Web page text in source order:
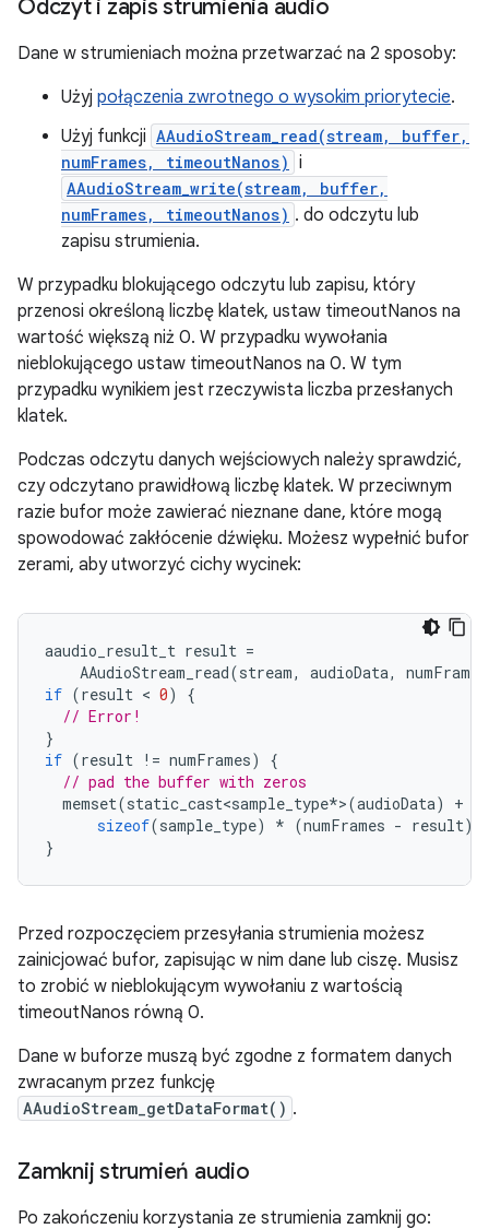
Odczyt i zapis strumienia audio
Dane w strumieniach można przetwarzać na 2 sposoby:
Użyj połączenia zwrotnego o wysokim priorytecie.
Użyj funkcji AAudioStream_read(stream, buffer,
numFrames, timeoutNanos) i
AAudioStream_write(stream, buffer,
numFrames, timeoutNanos) . do odczytu lub
zapisu strumienia.
W przypadku blokującego odczytu lub zapisu, który
przenosi określoną liczbę klatek, ustaw timeoutNanos na
wartość większą niż 0. W przypadku wywołania
nieblokującego ustaw timeoutNanos na 0. W tym
przypadku wynikiem jest rzeczywista liczba przesłanych
klatek.
Podczas odczytu danych wejściowych należy sprawdzić,
czy odczytano prawidłową liczbę klatek. W przeciwnym
razie bufor może zawierać nieznane dane, które mogą
spowodować zakłócenie dźwięku. Możesz wypełnić bufor
zerami, aby utworzyć cichy wycinek:
aaudio_result_t result =
AAudioStream_read(stream, audioData, numFrames
if (result < 0)
{
// Error!
}
if (result != numFrames)
{
// pad the buffer with zeros
memset(static_cast<sample_type*>(audioData) +
sizeof(sample_type) * (numFrames - result)
}
Przed rozpoczęciem przesyłania strumienia możesz
zainicjować bufor, zapisując w nim dane lub ciszę. Musisz
to zrobić w nieblokującym wywołaniu z wartością
timeoutNanos równą 0.
Dane w buforze muszą być zgodne z formatem danych
zwracanym przez funkcję
AAudioStream_getDataFormat() .
Zamknij strumień audio
Po zakończeniu korzystania ze strumienia zamknij go: